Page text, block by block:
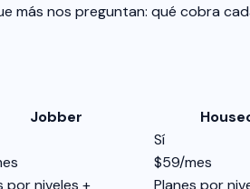
nos preguntan: qué cobra
Jobber
Sí
$59/mes
por niveles +
Planes por